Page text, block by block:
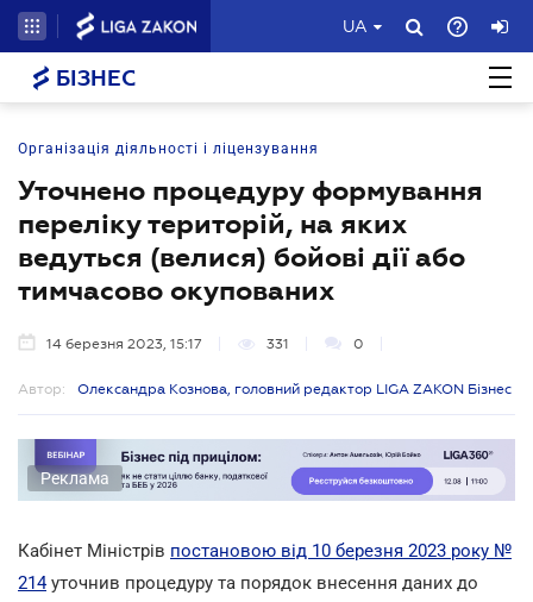
UA
БІЗНЕС
Організація діяльності і ліцензування
Уточнено процедуру формування
переліку територій, на яких
ведуться (велися) бойові дії або
тимчасово окупованих
14 березня 2023, 15:17 331 0
Автор: Олександра Кознова, головний редактор LIGA ZAKON Бізнес
Реклама
Кабінет Міністрів постановою від 10 березня 2023 року №
214уточнив процедуру та порядок внесення даних до